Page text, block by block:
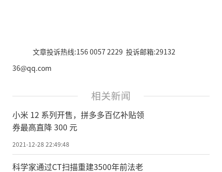
文章投诉热线:156 0057 2229 投诉邮箱:29132
36@qq.com
相关新闻
小米 12 系列开售，拼多多百亿补贴领
券最高直降 300 元
2021-12-28 22:49:48
科学家通过CT扫描重建3500年前法老